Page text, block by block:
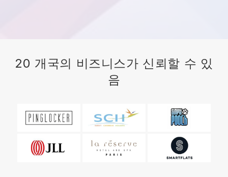
20 개국의 비즈니스가 신뢰할 수 있
음